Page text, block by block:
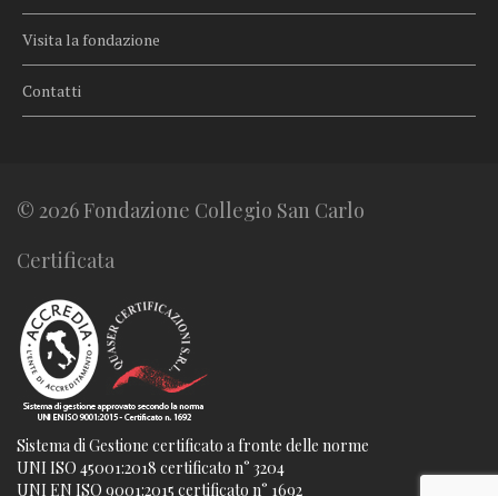
Visita la fondazione
Contatti
© 2026 Fondazione Collegio San Carlo
Certificata
Sistema di Gestione certificato a fronte delle norme
UNI ISO 45001:2018 certificato n° 3204
UNI EN ISO 9001:2015 certificato n° 1692